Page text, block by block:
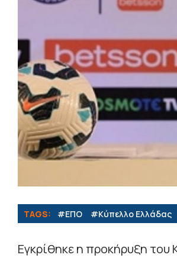
TAGS: #ΕΠΟ #Κύπελλο Ελλάδας
Εγκρίθηκε η προκήρυξη